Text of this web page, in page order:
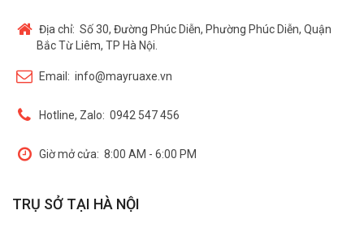
Địa chỉ: Số 30, Đường Phúc Diễn, Phường Phúc Diễn, Quận
Bắc Từ Liêm, TP Hà Nội.
Email: info@mayruaxe.vn
Hotline, Zalo: 0942 547 456
Giờ mở cửa: 8:00 AM - 6:00 PM
TRỤ SỞ TẠI HÀ NỘI